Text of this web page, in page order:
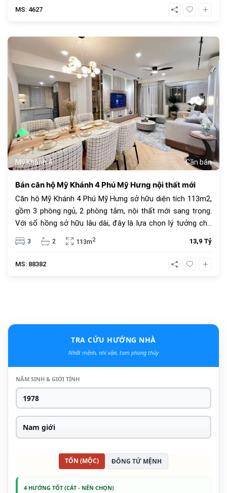
MS: 4627
Mỹ Khánh 4 Cần bán
Bán căn hộ Mỹ Khánh 4 Phú Mỹ Hưng nội thất mới
Căn hộ Mỹ Khánh 4 Phú Mỹ Hưng sở hữu diện tích 113m2,
gồm 3 phòng ngủ, 2 phòng tắm, nội thất mới sang trọng.
Với sổ hồng sở hữu lâu dài, đây là lựa chọn lý tưởng cho
an cư và đầu tư. Giá bán 13.9 tỷ đồng, vị trí trung tâm, tiện
ích đầy đủ.
3 2 113m2 13,9 Tỷ
MS: 88382
TRA CỨU HƯỚNG NHÀ
Nhất mệnh, nhì vận, tam phong thủy
NĂM SINH & GIỚI TÍNH
TỐN (MỘC) ĐÔNG TỨ MỆNH
4 HƯỚNG TỐT (CÁT - NÊN CHỌN)